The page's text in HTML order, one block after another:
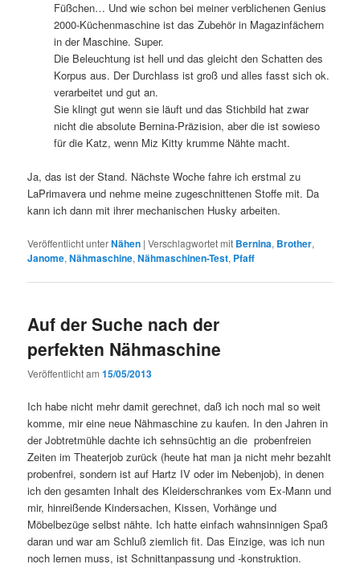
Füßchen… Und wie schon bei meiner verblichenen Genius
2000-Küchenmaschine ist das Zubehör in Magazinfächern
in der Maschine. Super.
Die Beleuchtung ist hell und das gleicht den Schatten des
Korpus aus. Der Durchlass ist groß und alles fasst sich ok.
verarbeitet und gut an.
Sie klingt gut wenn sie läuft und das Stichbild hat zwar
nicht die absolute Bernina-Präzision, aber die ist sowieso
für die Katz, wenn Miz Kitty krumme Nähte macht.
Ja, das ist der Stand. Nächste Woche fahre ich erstmal zu
LaPrimavera und nehme meine zugeschnittenen Stoffe mit. Da
kann ich dann mit ihrer mechanischen Husky arbeiten.
Veröffentlicht unterNähen |Verschlagwortet mit Bernina, Brother,
Janome,Nähmaschine,Nähmaschinen-Test, Pfaff
Auf der Suche nach der
perfekten Nähmaschine
Veröffentlicht am15/05/2013
Ich habe nicht mehr damit gerechnet, daß ich noch mal so weit
komme, mir eine neue Nähmaschine zu kaufen. In den Jahren in
der Jobtretmühle dachte ich sehnsüchtig an die probenfreien
Zeiten im Theaterjob zurück (heute hat man ja nicht mehr bezahlt
probenfrei, sondern ist auf Hartz IV oder im Nebenjob), in denen
ich den gesamten Inhalt des Kleiderschrankes vom Ex-Mann und
mir, hinreißende Kindersachen, Kissen, Vorhänge und
Möbelbezüge selbst nähte. Ich hatte einfach wahnsinnigen Spaß
daran und war am Schluß ziemlich fit. Das Einzige, was ich nun
noch lernen muss, ist Schnittanpassung und -konstruktion.